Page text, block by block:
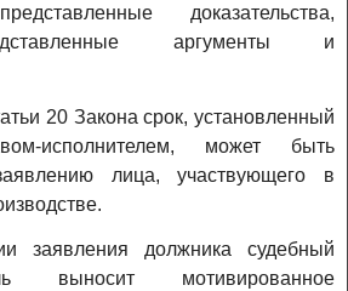
доказательства,
аргументы и
20 Закона срок, установленный
исполнителем, может быть
лица, участвующего в
заявления должника судебный
выносит мотивированное